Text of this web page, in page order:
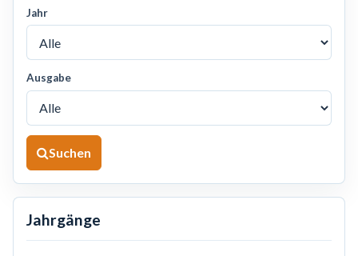
Jahr
Ausgabe
Suchen
Jahrgänge